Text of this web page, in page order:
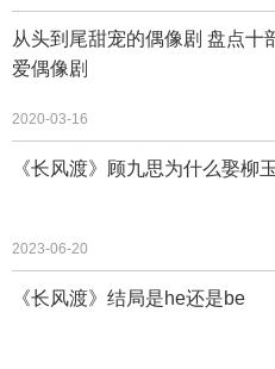
从头到尾甜宠的偶像剧 盘点十
爱偶像剧
2020-03-16
《长风渡》顾九思为什么娶柳
2023-06-20
《长风渡》结局是he还是be